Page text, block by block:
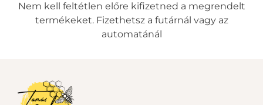
Nem kell feltétlen előre kifizetned a megrendelt
termékeket. Fizethetsz a futárnál vagy az
automatánál